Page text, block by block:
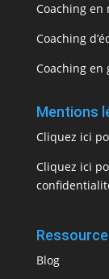
Coaching en
Coaching
Coaching en
Mentions
Cliquez ici
Cliquez ici
Blog